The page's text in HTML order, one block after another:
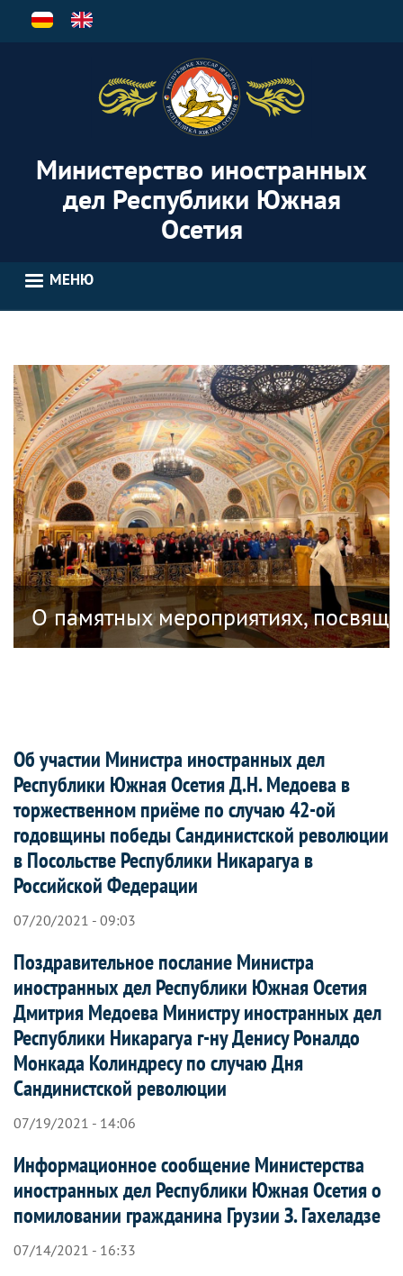
Перейти
Министерство иностранных
дел Республики Южная
Осетия
МЕНЮ
Южная Осетия, посвященных
О памятных мероприятиях,
Об участии Министра иностранных дел
Республики Южная Осетия Д.Н. Медоева в
торжественном приёме по случаю 42-ой
годовщины победы Сандинистской революции
в Посольстве Республики Никарагуа в
Российской Федерации
07/20/2021 - 09:03
Поздравительное послание Министра
иностранных дел Республики Южная Осетия
Дмитрия Медоева Министру иностранных дел
Республики Никарагуа г-ну Денису Роналдо
Монкада Колиндресу по случаю Дня
Сандинистской революции
07/19/2021 - 14:06
Информационное сообщение Министерства
иностранных дел Республики Южная Осетия о
помиловании гражданина Грузии З. Гахеладзе
07/14/2021 - 16:33